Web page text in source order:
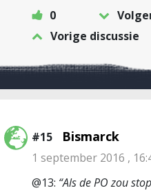
0
Vorige discussie
#15 Bismarck
1 september 2016 ,
@13: “Als de PO zou